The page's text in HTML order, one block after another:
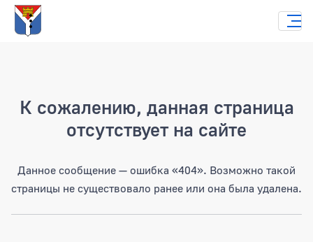
К сожалению, данная страница
отсутствует на сайте
Данное сообщение — ошибка «404». Возможно такой
страницы не существовало ранее или она была удалена.